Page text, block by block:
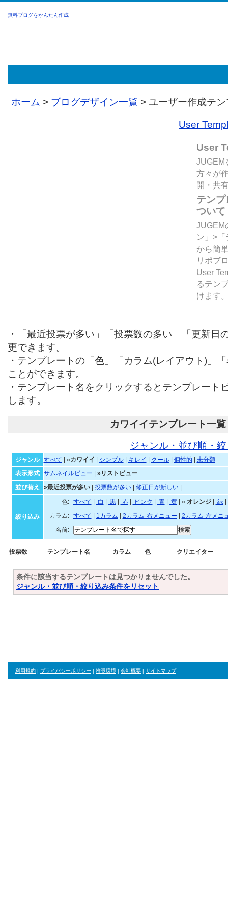
無料ブログをかんたん作成
ホーム > ブログデザイン一覧 > ユーザー作成テ
User
User
JUGEM
方々が
開・共
テン
ついて
JUGEM
ン」>
から簡
リポブ
User
るテン
けます
・「最近投票が多い」「投票数の多い」「更新日
更できます。
・テンプレートの「色」「カラム(レイアウト)」
ことができます。
・テンプレート名をクリックするとテンプレート
します。
カワイイテンプレート一覧
ジャンル・並び順・
ジャンル すべて »カワイイ シンプル| キレイ クール| 個性的
未分類
表示形式
サムネイルビュー
»リストビュー
並び替え
»最近投票が多い| 投票数が多い| 修正日が新しい|
絞り込み
色: すべて 白 黒| 赤| ピンク 青| 黄| » オレンジ| 緑|
カラム:
すべて 1カラム 2カラム-右メニュー
2カラム-左メニ
名前:
投票数 テンプレート名 カラム 色 クリエイター
条件に該当するテンプレートは見つかりませんでした。
ジャンル・並び順・絞り込み条件をリセット
利用規約 | プライバシーポリシー | 推奨環境 | 会社概要 | サイトマップ